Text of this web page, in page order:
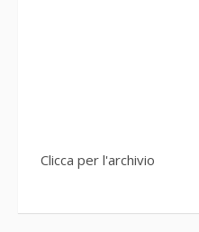
Clicca per l'archivio